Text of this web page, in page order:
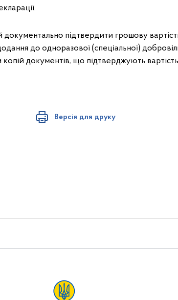
підтвердити грошову вартість
до одноразової (спеціальної)
документів, що підтверджують вартість
Версія для друку